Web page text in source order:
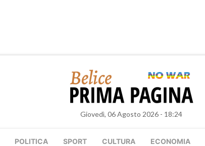
Giovedì, 06 Agosto 2026 - 18:24
POLITICA SPORT CULTURA ECONOMIA